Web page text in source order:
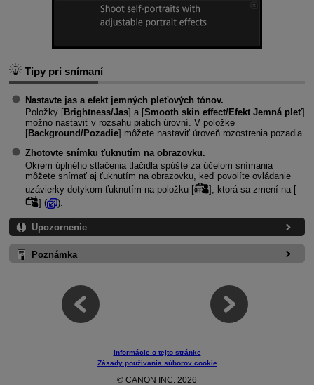
Tipy pri snímaní
Nastavte jas a efekt jemných pleťových tónov.
Položky [Brightness/Jas] a [Smooth skin effect/Efekt Jemná pleť]
možno nastaviť v rozsahu piatich úrovní. V položke
[Background/Pozadie] môžete nastaviť úroveň rozostrenia pozadia.
Zhotovte snímku ťuknutím na obrazovku.
Okrem úplného stlačenia tlačidla spúšte za účelom snímania
môžete snímať aj ťuknutím na obrazovku, keď povolíte ovládanie
uzávierky dotykom ťuknutím na položku [
], ktorá sa zmení na [
] (
).
Upozornenie
Poznámka
Informácie o tejto stránke
Zásady používania súborov cookie
© CANON INC. 2026